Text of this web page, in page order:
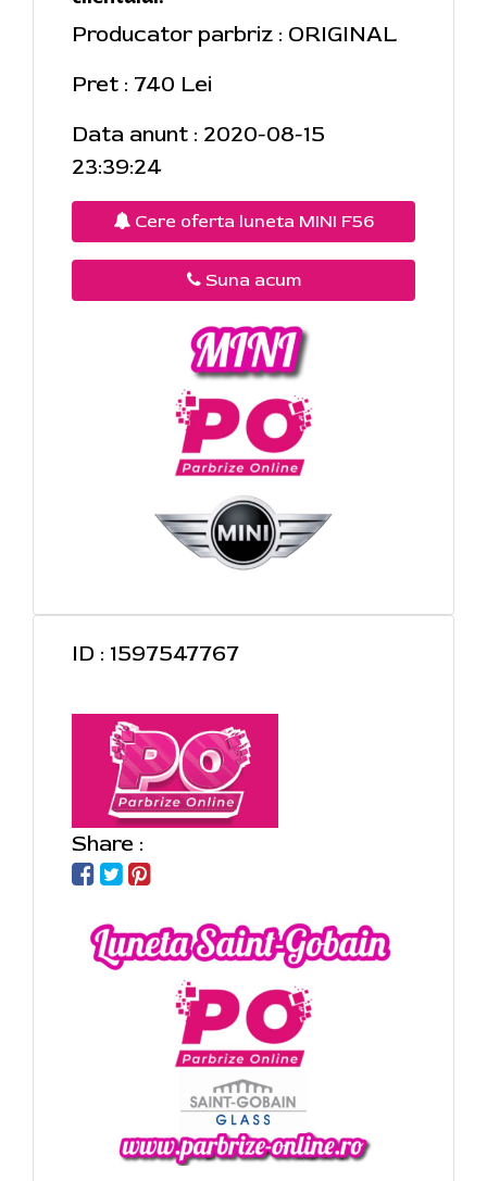
Producator parbriz : ORIGINAL
Pret : 740 Lei
Data anunt : 2020-08-15
23:39:24
Cere oferta luneta MINI F56
Suna acum
ID : 1597547767
Share :